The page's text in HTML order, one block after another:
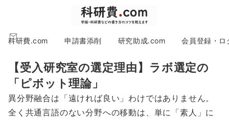
科研費.com 申請書添削 研究助成.com 会員登録・ロ
【受入研究室の選定理由】ラボ選定の
「ピボット理論」
異分野融合は「遠ければ良い」わけではありません。
全く共通言語のない分野への移動は、単に「素人」に